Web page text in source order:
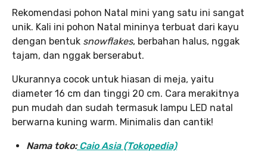
Rekomendasi pohon Natal mini yang satu ini sangat
unik. Kali ini pohon Natal mininya terbuat dari kayu
dengan bentuk snowflakes, berbahan halus, nggak
tajam, dan nggak berserabut.
Ukurannya cocok untuk hiasan di meja, yaitu
diameter 16 cm dan tinggi 20 cm. Cara merakitnya
pun mudah dan sudah termasuk lampu LED natal
berwarna kuning warm. Minimalis dan cantik!
Nama toko:Caio Asia (Tokopedia)